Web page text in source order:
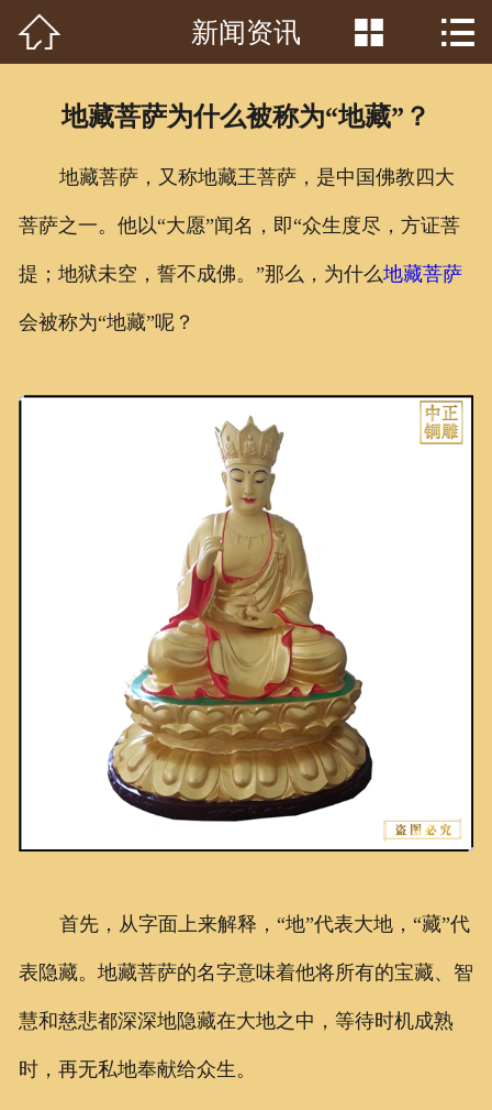
首页
 新闻资讯  
地藏菩萨为什么被称为“地藏”？
地藏菩萨，又称地藏王菩萨，是中国佛教四大
菩萨之一。他以“大愿”闻名，即“众生度尽，方证菩
提；地狱未空，誓不成佛。”那么，为什么地藏菩萨
会被称为“地藏”呢？
首先，从字面上来解释，“地”代表大地，“藏”代
表隐藏。地藏菩萨的名字意味着他将所有的宝藏、智
慧和慈悲都深深地隐藏在大地之中，等待时机成熟
时，再无私地奉献给众生。